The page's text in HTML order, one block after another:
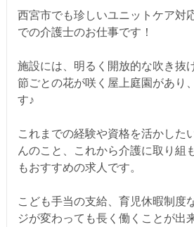
西宮市でも珍しいユニットケア対
での介護士のお仕事です！
施設には、明るく開放的な吹き抜
節ごとの花が咲く屋上庭園があり
す♪
これまでの経験や資格を活かした
んのこと、これから介護に取り組
もおすすめの求人です。
こども手当の支給、育児休暇制度
ジが変わっても長く働くことが出